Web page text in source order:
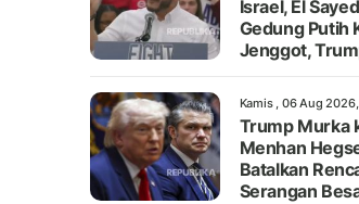
Israel, El
Gedung Putih
Jenggot,
Kamis , 06 Aug
Trump Murka
Menhan
Batalkan
Serangan